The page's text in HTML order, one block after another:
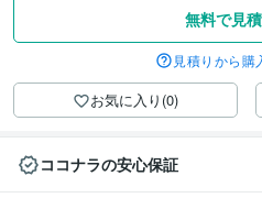
無料で見
見積りから購
お気に入り(0)
ココナラの安心保証